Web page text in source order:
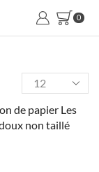
0